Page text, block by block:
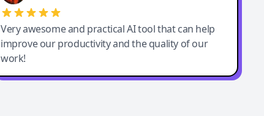
Very awesome and practical AI tool that can help
improve our productivity and the quality of our
work!